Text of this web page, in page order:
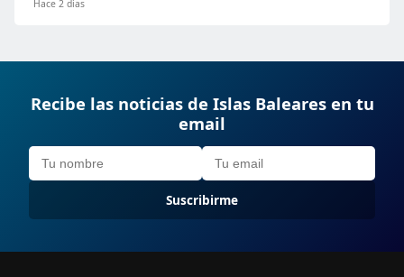
Hace 2 días
Recibe las noticias de Islas Baleares en tu
email
Suscribirme